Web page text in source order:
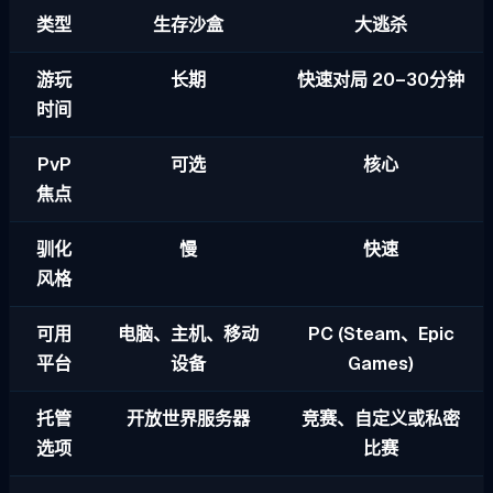
类型 生存沙盒 大逃杀
游玩
时间
长期 快速对局 20–30分钟
PvP
焦点
可选 核心
驯化
风格
慢 快速
可用
平台
电脑、主机、移动
设备
PC (Steam、Epic
Games)
托管
选项
开放世界服务器
竞赛、自定义或私密
比赛